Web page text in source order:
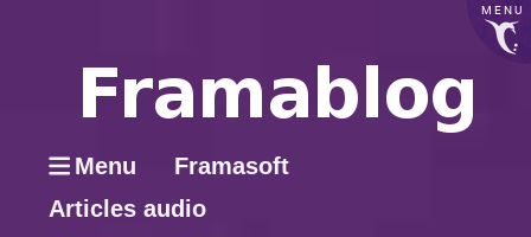
MENU
Menu
Framasoft
Articles audio